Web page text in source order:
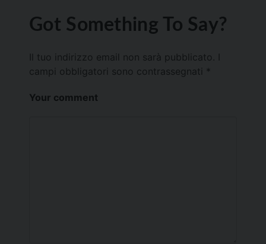
Got Something To Say?
Il tuo indirizzo email non sarà pubblicato.
campi obbligatori sono contrassegnati *
Your comment